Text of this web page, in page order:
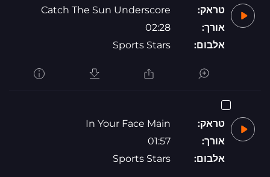
טראק:
Catch The Sun Underscore
אורך:
02:28
אלבום:
Sports Stars
טראק:
In Your Face Main
אורך:
01:57
אלבום:
Sports Stars